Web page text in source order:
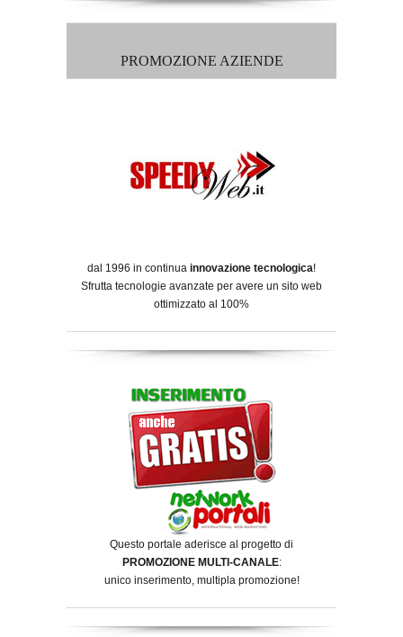
PROMOZIONE AZIENDE
dal 1996 in continua innovazione tecnologica!
Sfrutta tecnologie avanzate per avere un sito web
ottimizzato al 100%
Questo portale aderisce al progetto di
PROMOZIONE MULTI-CANALE:
unico inserimento, multipla promozione!